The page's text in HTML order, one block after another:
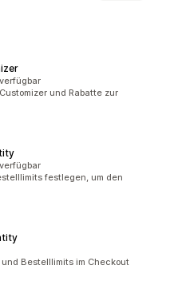
und Rabatte zur
festlegen, um den
Bestelllimits im Checkout